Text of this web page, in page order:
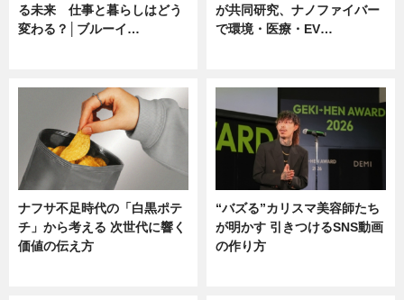
る未来 仕事と暮らしはどう
変わる？│ブルーイ…
が共同研究、ナノファイバー
で環境・医療・EV…
ナフサ不足時代の「白黒ポテ
チ」から考える 次世代に響く
価値の伝え方
“バズる”カリスマ美容師たち
が明かす 引きつけるSNS動画
の作り方